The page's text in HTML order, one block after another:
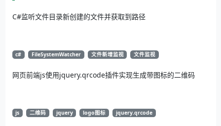
C#监听文件目录新创建的文件并获取到路径
c# FileSystemWatcher 文件新增监视 文件监视
网页前端js使用jquery.qrcode插件实现生成带图标的二维码
js 二维码 jquery logo图标 jquery.qrcode